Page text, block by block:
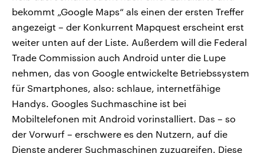
bekommt „Google Maps“ als einen der ersten Treffer
angezeigt – der Konkurrent Mapquest erscheint erst
weiter unten auf der Liste. Außerdem will die Federal
Trade Commission auch Android unter die Lupe
nehmen, das von Google entwickelte Betriebssystem
für Smartphones, also: schlaue, internetfähige
Handys. Googles Suchmaschine ist bei
Mobiltelefonen mit Android vorinstalliert. Das – so
der Vorwurf – erschwere es den Nutzern, auf die
Dienste anderer Suchmaschinen zuzugreifen. Diese